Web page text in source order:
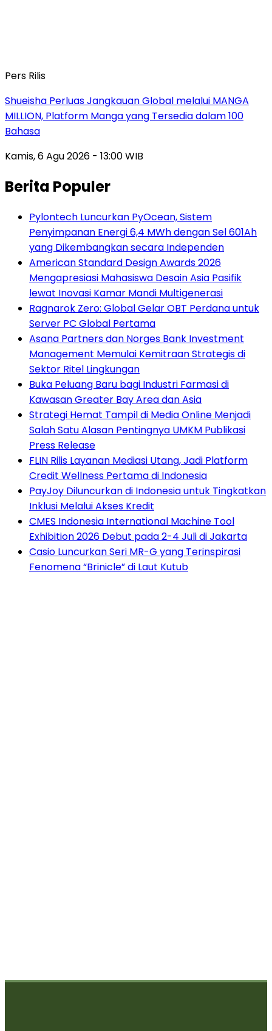
Pers Rilis
Shueisha Perluas Jangkauan Global melalui MANGA
MILLION, Platform Manga yang Tersedia dalam 100
Bahasa
Kamis, 6 Agu 2026 - 13:00 WIB
Berita Populer
Pylontech Luncurkan PyOcean, Sistem
Penyimpanan Energi 6,4 MWh dengan Sel 601Ah
yang Dikembangkan secara Independen
American Standard Design Awards 2026
Mengapresiasi Mahasiswa Desain Asia Pasifik
lewat Inovasi Kamar Mandi Multigenerasi
Ragnarok Zero: Global Gelar OBT Perdana untuk
Server PC Global Pertama
Asana Partners dan Norges Bank Investment
Management Memulai Kemitraan Strategis di
Sektor Ritel Lingkungan
Buka Peluang Baru bagi Industri Farmasi di
Kawasan Greater Bay Area dan Asia
Strategi Hemat Tampil di Media Online Menjadi
Salah Satu Alasan Pentingnya UMKM Publikasi
Press Release
FLIN Rilis Layanan Mediasi Utang, Jadi Platform
Credit Wellness Pertama di Indonesia
PayJoy Diluncurkan di Indonesia untuk Tingkatkan
Inklusi Melalui Akses Kredit
CMES Indonesia International Machine Tool
Exhibition 2026 Debut pada 2-4 Juli di Jakarta
Casio Luncurkan Seri MR-G yang Terinspirasi
Fenomena “Brinicle” di Laut Kutub